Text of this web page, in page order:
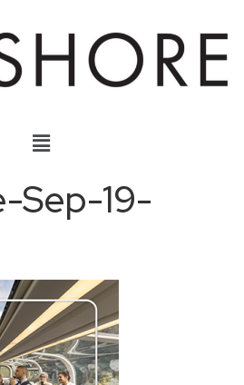
Sep-19-